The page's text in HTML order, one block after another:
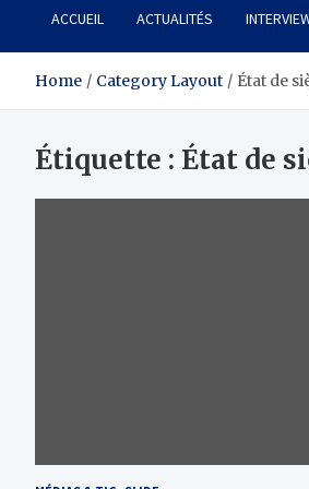
ACCUEIL ACTUALITÉS
Home Category Layout État de
Étiquette : État de